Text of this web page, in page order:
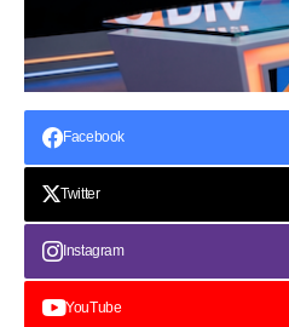
Facebook
Twitter
Instagram
YouTube